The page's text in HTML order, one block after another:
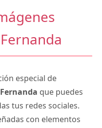
especial de
que puedes
tus redes sociales.
con elementos